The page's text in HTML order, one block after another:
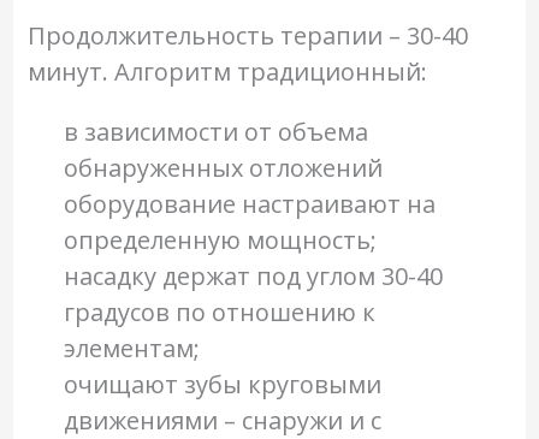
Продолжительность терапии – 30-40
минут. Алгоритм традиционный:
в зависимости от объема
обнаруженных отложений
оборудование настраивают на
определенную мощность;
насадку держат под углом 30-40
градусов по отношению к
элементам;
очищают зубы круговыми
движениями – снаружи и с